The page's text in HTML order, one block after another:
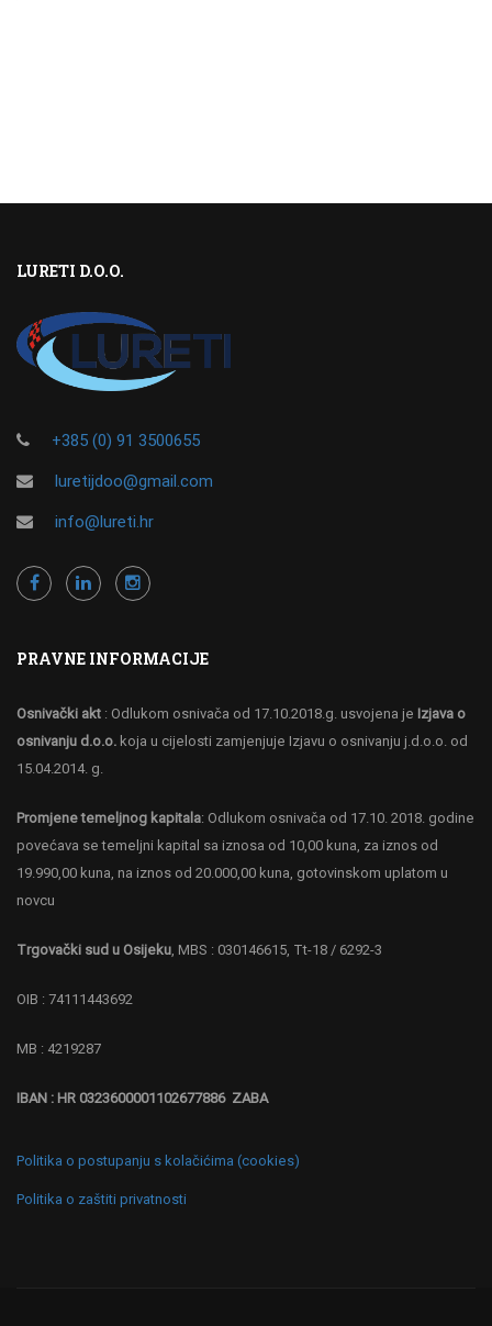
LURETI D.O.O.
+385 (0) 91 3500655
luretijdoo@gmail.com
info@lureti.hr
PRAVNE INFORMACIJE
Osnivački akt : Odlukom osnivača od 17.10.2018.g. usvojena je Izjava o
osnivanju d.o.o. koja u cijelosti zamjenjuje Izjavu o osnivanju j.d.o.o. od
15.04.2014. g.
Promjene temeljnog kapitala: Odlukom osnivača od 17.10. 2018. godine
povećava se temeljni kapital sa iznosa od 10,00 kuna, za iznos od
19.990,00 kuna, na iznos od 20.000,00 kuna, gotovinskom uplatom u
novcu
Trgovački sud u Osijeku, MBS : 030146615, Tt-18 / 6292-3
OIB : 74111443692
MB : 4219287
IBAN : HR 0323600001102677886 ZABA
Politika o postupanju s kolačićima (cookies)
Politika o zaštiti privatnosti